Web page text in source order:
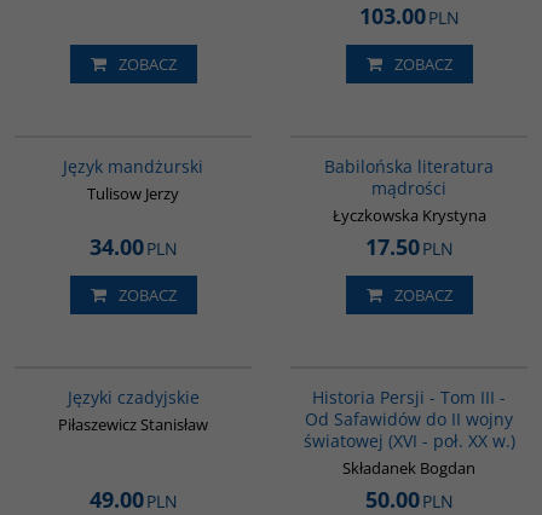
ZOBACZ
103.00PLN
ZOBACZ
Język mandżurski
Tulisow Jerzy
34.00PLN
ZOBACZ
Babilońska literatura
mądrości
Łyczkowska Krystyna
17.50PLN
ZOBACZ
Języki czadyjskie
Piłaszewicz Stanisław
49.00PLN
Historia Persji - Tom III -
Od Safawidów do II wojny
światowej (XVI - poł. XX w.)
Składanek Bogdan
50.00PLN